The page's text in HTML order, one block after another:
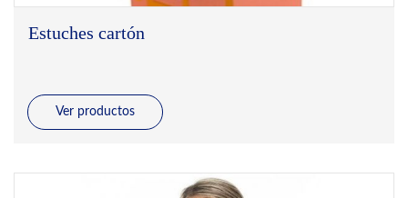
Estuches cartón
Ver productos